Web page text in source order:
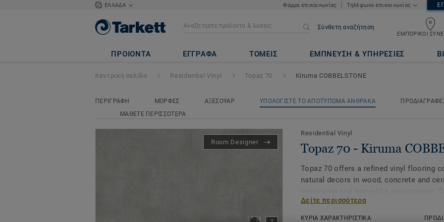
ΕΛΛΑΔΑ Φόρμα επικοινωνίας Τηλέφωνα επικοινωνίας
Σύνθετη αναζήτηση
ΕΜΠΟΡΙΚΟΙ
ΠΡΟΙΟΝΤΑ ΕΓΓΡΑΦΑ ΤΟΜΕΙΣ ΕΜΠΝΕΥΣΗ & ΥΠΗΡΕΣΙΕΣ
Topaz 70 - Kiruma COBBELSTONE
Κεντρική σελίδα Residential Vinyl Topaz 70 Kiruma COBBELSTONE
ΠΕΡΙΓΡΑΦΗ ΜΟΡΦΕΣ ΑΞΕΣΟΥΑΡ ΥΠΟΛΟΓΙΣΤΕ ΤΟ ΑΠΟΤΥΠΩΜΑ ΑΝΘΡΑΚΑ
ΜΑΘΕΤΕ ΠΕΡΙΣΣΟΤΕΡΑ
Room Designer
Residential Vinyl
Topaz 70 - Kiruma
Topaz 70 offers a refined vinyl flooring
natural decors in wood, concrete and
flooring and provides good performance
resistance is key.
Δείτε περισσότερα
ΚΥΡΙΑ ΧΑΡΑΚΤΗΡΙΣΤΙΚΑ